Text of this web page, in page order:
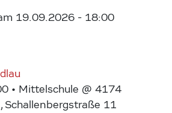
19.09.2026 - 18:00
• Mittelschule @ 4174
Schallenbergstraße 11